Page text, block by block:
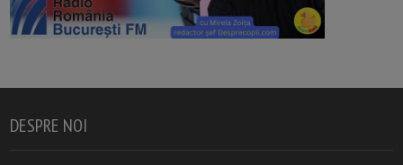
DESPRE NOI